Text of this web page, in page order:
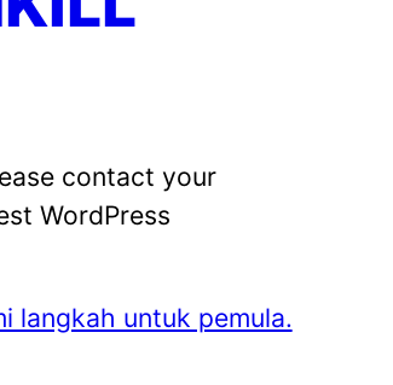
contact your
WordPress
langkah untuk pemula.